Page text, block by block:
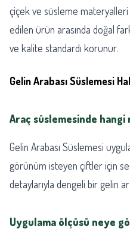
çiçek ve süsleme materyalleri
edilen ürün arasında doğal
ve kalite standardı korunur.
Gelin Arabası Süslemesi
Araç süslemesinde hangi
Gelin Arabası Süslemesi
görünüm isteyen çiftler için
detaylarıyla dengeli bir gelin
Uygulama ölçüsü neye